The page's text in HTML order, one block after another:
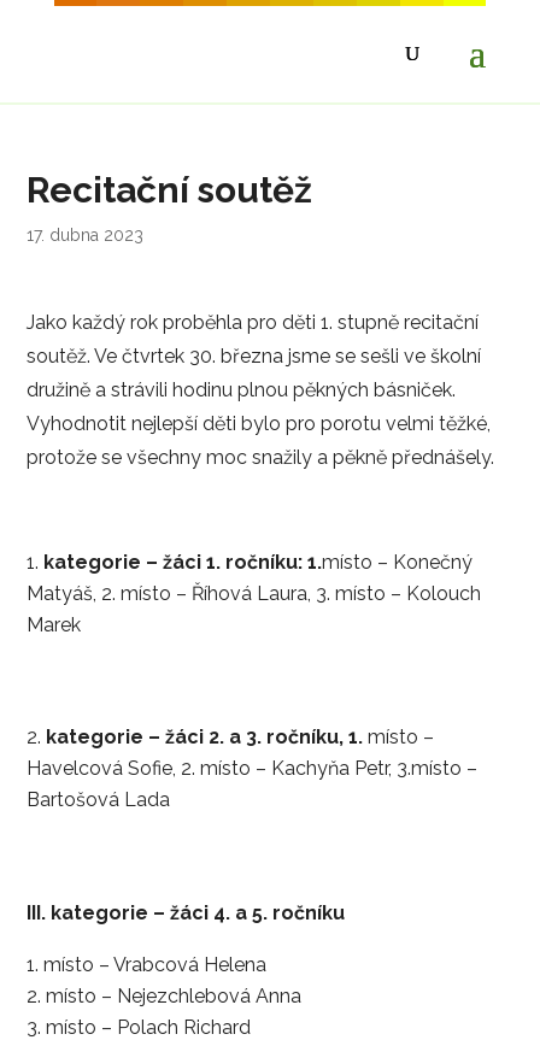
Recitační soutěž
17. dubna 2023
Jako každý rok proběhla pro děti 1. stupně recitační
soutěž. Ve čtvrtek 30. března jsme se sešli ve školní
družině a strávili hodinu plnou pěkných básniček.
Vyhodnotit nejlepší děti bylo pro porotu velmi těžké,
protože se všechny moc snažily a pěkně přednášely.
kategorie – žáci 1. ročníku:1.místo – Konečný
Matyáš, 2. místo – Říhová Laura, 3. místo – Kolouch
Marek
kategorie – žáci 2. a 3. ročníku, 1.místo –
Havelcová Sofie, 2. místo – Kachyňa Petr, 3.místo –
Bartošová Lada
III. kategorie – žáci 4. a 5. ročníku
místo – Vrabcová Helena
místo – Nejezchlebová Anna
místo – Polach Richard